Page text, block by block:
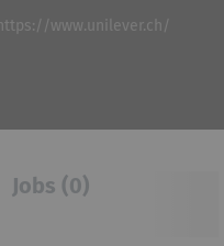
https://www.unilever.ch/
Jobs (0)